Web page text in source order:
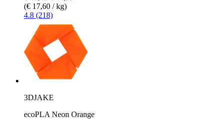
(€ 17,60 / kg)
4.8 (218)
3DJAKE
ecoPLA Neon Orange